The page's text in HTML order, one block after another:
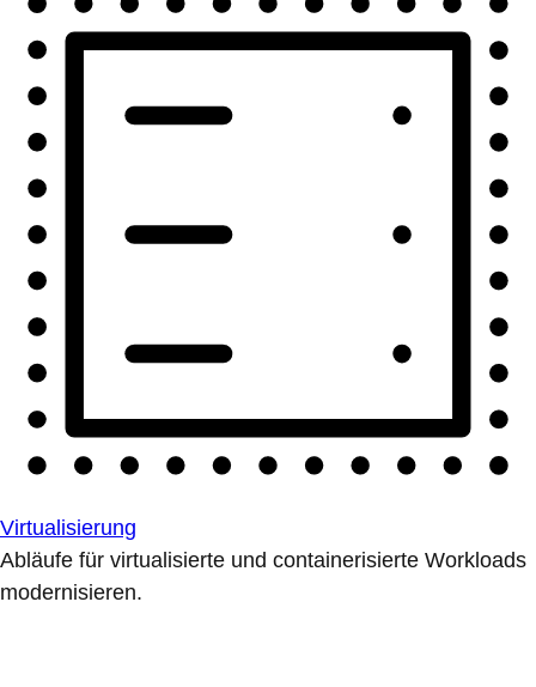
Virtualisierung
Abläufe für virtualisierte und containerisierte Workloads
modernisieren.